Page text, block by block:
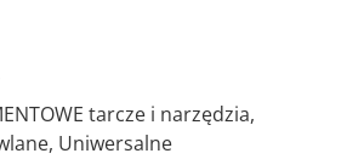
segmentowa
tarcze i narzędzia,
, Uniwersalne